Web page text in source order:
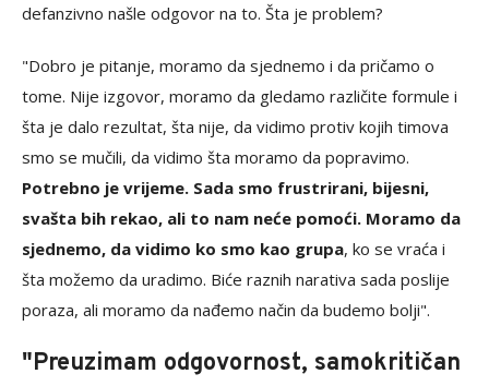
defanzivno našle odgovor na to. Šta je problem?
"Dobro je pitanje, moramo da sjednemo i da pričamo o
tome. Nije izgovor, moramo da gledamo različite formule i
šta je dalo rezultat, šta nije, da vidimo protiv kojih timova
smo se mučili, da vidimo šta moramo da popravimo.
Potrebno je vrijeme. Sada smo frustrirani, bijesni,
svašta bih rekao, ali to nam neće pomoći. Moramo da
sjednemo, da vidimo ko smo kao grupa, ko se vraća i
šta možemo da uradimo. Biće raznih narativa sada poslije
poraza, ali moramo da nađemo način da budemo bolji".
"Preuzimam odgovornost, samokritičan